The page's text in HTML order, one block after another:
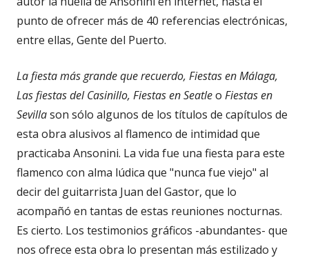
punto de ofrecer más de 40 referencias electrónicas,
entre ellas, Gente del Puerto.
La fiesta más grande que recuerdo, Fiestas en Málaga,
Las fiestas del Casinillo, Fiestas en Seatleo Fiestas en
Sevillason sólo algunos de los títulos de capítulos de
esta obra alusivos al flamenco de intimidad que
practicaba Ansonini. La vida fue una fiesta para este
flamenco con alma lúdica que "nunca fue viejo" al
decir del guitarrista Juan del Gastor, que lo
acompañó en tantas de estas reuniones nocturnas.
Es cierto. Los testimonios gráficos -abundantes- que
nos ofrece esta obra lo presentan más estilizado y